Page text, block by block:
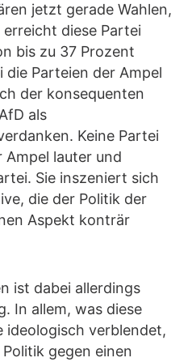
jetzt gerade Wahlen,
diese Partei
bis zu 37 Prozent
Parteien der Ampel
der konsequenten
als
Keine Partei
lauter und
Sie inszeniert sich
die der Politik der
Aspekt konträr
ist dabei allerdings
In allem, was diese
ideologisch verblendet,
gegen einen